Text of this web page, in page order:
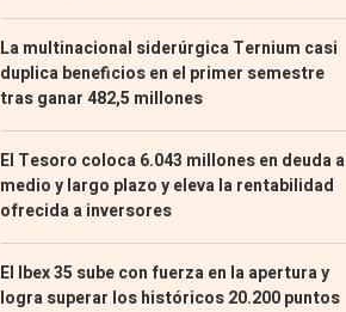
La multinacional siderúrgica Ternium casi
duplica beneficios en el primer semestre
tras ganar 482,5 millones
El Tesoro coloca 6.043 millones en deuda a
medio y largo plazo y eleva la rentabilidad
ofrecida a inversores
El Ibex 35 sube con fuerza en la apertura y
logra superar los históricos 20.200 puntos